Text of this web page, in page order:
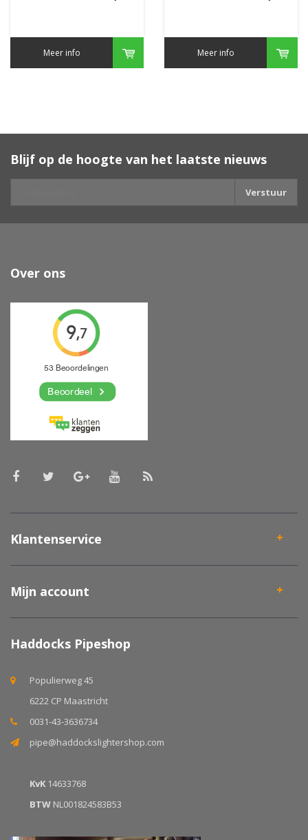
Meer info Meer info
Blijf op de hoogte van het laatste nieuws
Verstuur
Over ons
Klantenservice
Mijn account
Haddocks Pipeshop
Populierweg 45
6222 CP Maastricht
0031-43-3636734
pipe@haddockslightershop.com
KvK 14633768
BTW NL001824583B53